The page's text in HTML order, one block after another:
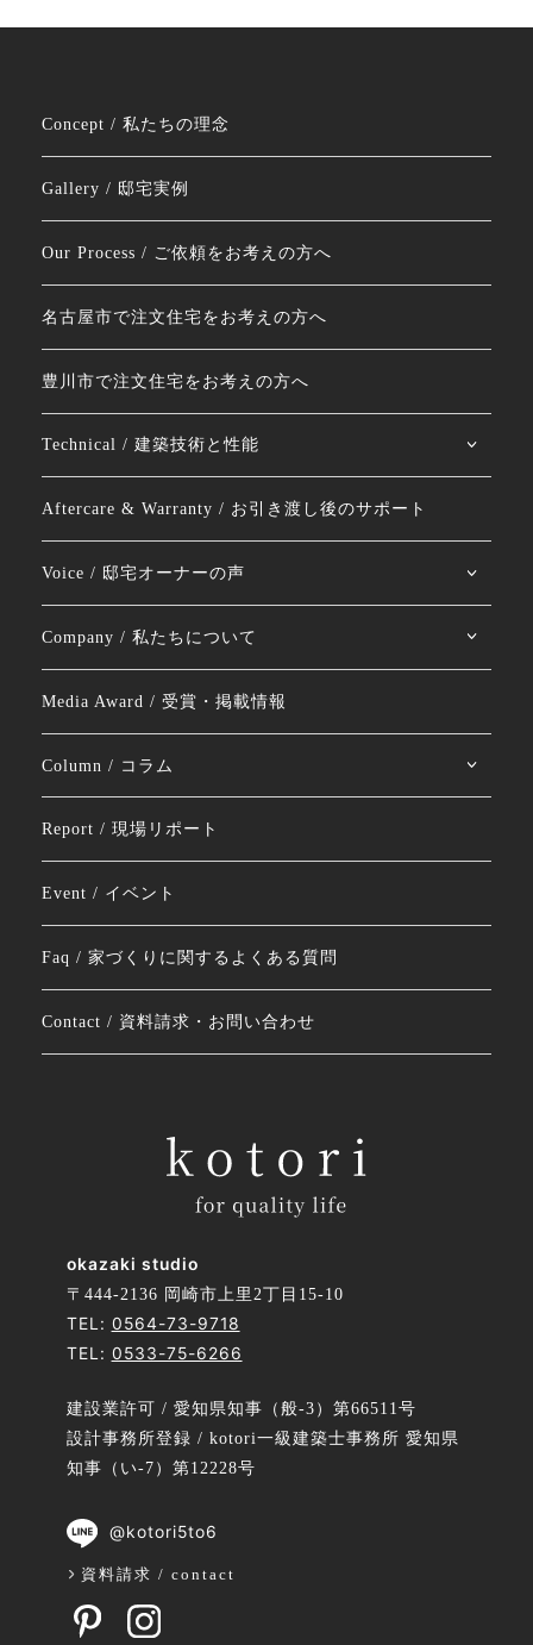
okazaki studio
〒444-2136 岡崎市上里2丁目15-10
TEL: 0564-73-9718
TEL: 0533-75-6266
建設業許可 / 愛知県知事（般-3）第66511号
設計事務所登録 / kotori一級建築士事務所 愛知県
知事（い-7）第12228号
@kotori5to6
資料請求 / contact
Concept / 私たちの理念
Gallery / 邸宅実例
Our Process / ご依頼をお考えの方へ
名古屋市で注文住宅をお考えの方へ
豊川市で注文住宅をお考えの方へ
Technical / 建築技術と性能
Aftercare & Warranty / お引き渡し後のサポート
Voice / 邸宅オーナーの声
Company / 私たちについて
Media Award / 受賞・掲載情報
Column / コラム
Report / 現場リポート
Event / イベント
Faq / 家づくりに関するよくある質問
Contact / 資料請求・お問い合わせ